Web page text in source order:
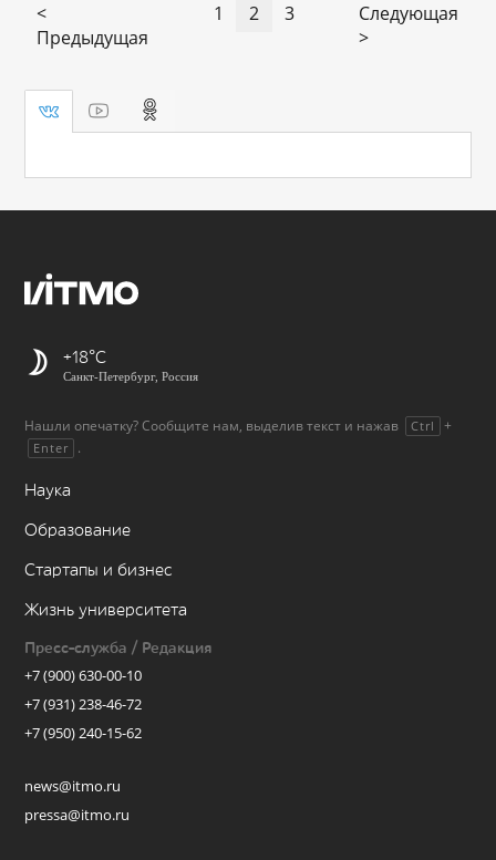
<
Предыдущая
1 2 3
Следующая
>
+18
Санкт-Петербург, Россия
Нашли опечатку? Сообщите нам, выделив текст и нажав Ctrl +
Enter .
Наука
Образование
Стартапы и бизнес
Жизнь университета
Пресс-служба / Редакция
+7 (900) 630-00-10
+7 (931) 238-46-72
+7 (950) 240-15-62
news@itmo.ru
pressa@itmo.ru